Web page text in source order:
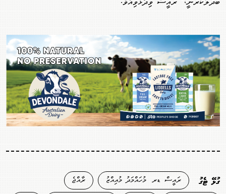
ގުޅޭ ޓެގު ރައީސް ޑރ. މުހައްމަދު މުއިއްޒު
ރާއްޖެ